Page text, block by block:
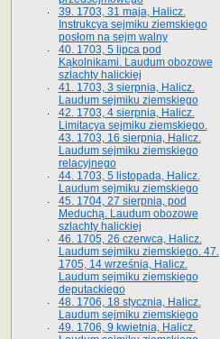
39. 1703, 31 maja, Halicz.
Instrukcya sejmiku ziemskiego
posłom na sejm walny
40. 1703, 5 lipca pod
Kąkolnikami. Laudum obozowe
szlachty halickiej
41­. 1703, 3 sierpnia, Halicz.
Laudum sejmiku ziemskiego
42. 1703, 4 sierpnia, Halicz.
Limitacya sejmiku ziemskiego.
43. 1703, 16 sierpnia, Halicz.
Laudum sejmiku ziemskiego
relacyjnego
44. 1703, 5 listopada, Halicz.
Laudum sejmiku ziemskiego
45. 1704, 27 sierpnia, pod
Meduchą. Laudum obozowe
szlachty halickiej
46. 1705, 26 czerwca, Halicz.
Laudum sejmiku ziemskiego. 47.
1705, 14 września, Halicz.
Laudum sejmiku ziemskiego
deputackiego
48. 1706, 18 stycznia, Halicz.
Laudum sejmiku ziemskiego
49. 1706, 9 kwietnia, Halicz.